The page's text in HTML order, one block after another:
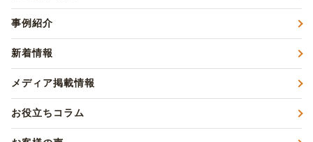
事例紹介
新着情報
メディア掲載情報
お役立ちコラム